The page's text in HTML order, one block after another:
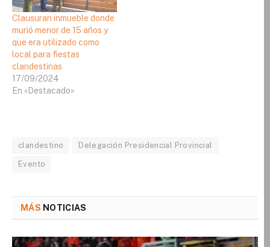
Clausuran inmueble donde
murió menor de 15 años y
que era utilizado como
local para fiestas
clandestinas
17/09/2024
En «Destacado»
clandestino Delegación Presidencial Provincial
Evento
MÁS NOTICIAS